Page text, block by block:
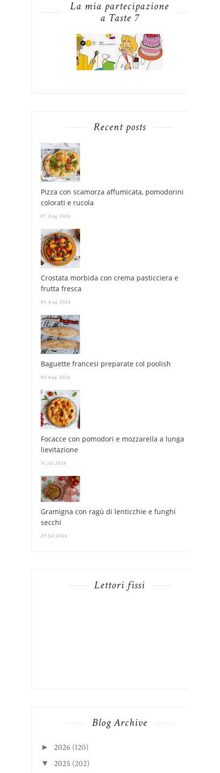
La mia partecipazione
a Taste 7
Recent posts
Pizza con scamorza affumicata, pomodorini
colorati e rucola
07 Aug 2026
Crostata morbida con crema pasticciera e
frutta fresca
05 Aug 2026
Baguette francesi preparate col poolish
03 Aug 2026
Focacce con pomodori e mozzarella a lunga
lievitazione
31 Jul 2026
Gramigna con ragù di lenticchie e funghi
secchi
29 Jul 2026
Lettori fissi
Blog Archive
► 2026 (120)
▼ 2025 (202)